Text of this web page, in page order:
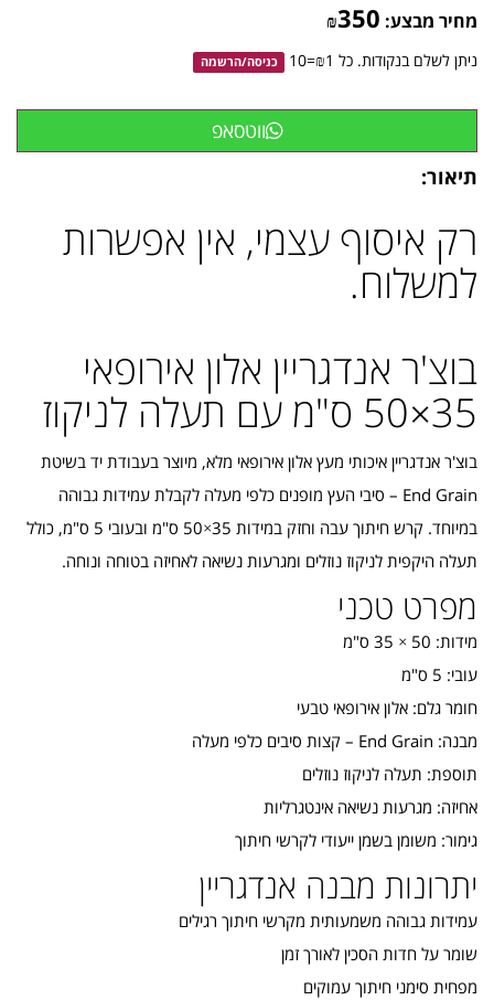
מחיר מבצע: ₪350
ניתן לשלם בנקודות. כל ₪1=10 כניסה/הרשמה
ווטסאפ
תיאור:
רק איסוף עצמי, אין אפשרות
למשלוח.
בוצ'ר אנדגריין אלון אירופאי
35×50 ס"מ עם תעלה לניקוז
בוצ'ר אנדגריין איכותי מעץ אלון אירופאי מלא, מיוצר בעבודת יד בשיטת
End Grain – סיבי העץ מופנים כלפי מעלה לקבלת עמידות גבוהה
במיוחד. קרש חיתוך עבה וחזק במידות 35×50 ס"מ ובעובי 5 ס"מ, כולל
תעלה היקפית לניקוז נוזלים ומגרעות נשיאה לאחיזה בטוחה ונוחה.
מפרט טכני
מידות: 50 × 35 ס"מ
עובי: 5 ס"מ
חומר גלם: אלון אירופאי טבעי
מבנה: End Grain – קצות סיבים כלפי מעלה
תוספת: תעלה לניקוז נוזלים
אחיזה: מגרעות נשיאה אינטגרליות
גימור: משומן בשמן ייעודי לקרשי חיתוך
יתרונות מבנה אנדגריין
עמידות גבוהה משמעותית מקרשי חיתוך רגילים
שומר על חדות הסכין לאורך זמן
מפחית סימני חיתוך עמוקים